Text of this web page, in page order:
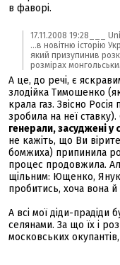
в фаворі.
17.11.2008 19:28___
...в новітню історію
який призупинив
розмірах
А це, до речі, є
злодійка Тимошенко
крала газ. Звісно
зробила на неї
генерали, засуджені
не кажіть, що Ви
бомжиха) припинила
процес продовжила.
щільним: Ющенко,
пробитись, хоча вона й
А всі мої діди-прадіди
селянами. За що їх і
московських